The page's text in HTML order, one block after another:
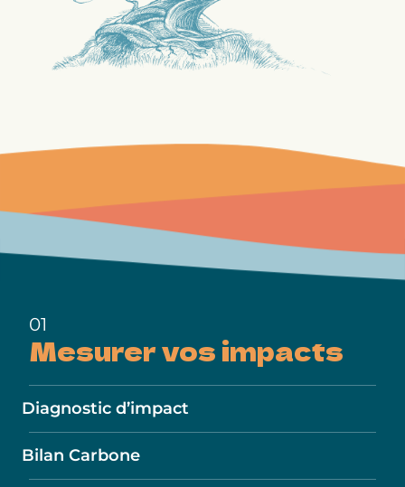
01
Mesurervos impacts
Diagnostic d’impact
Bilan Carbone